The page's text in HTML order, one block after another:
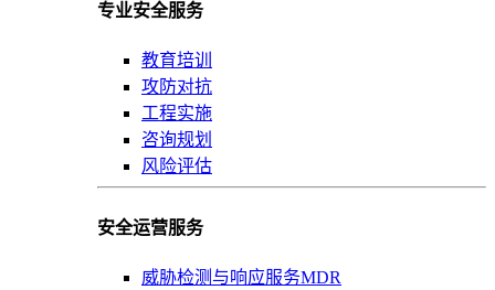
专业安全服务
教育培训
攻防对抗
工程实施
咨询规划
风险评估
安全运营服务
威胁检测与响应服务MDR